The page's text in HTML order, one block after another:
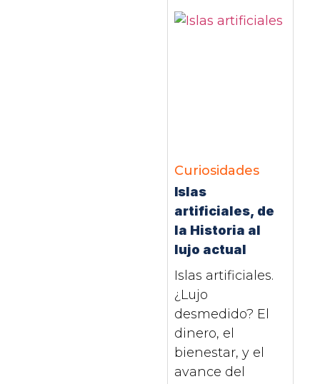
Curiosidades
Islas
artificiales, de
la Historia al
lujo actual
Islas artificiales.
¿Lujo
desmedido? El
dinero, el
bienestar, y el
avance del